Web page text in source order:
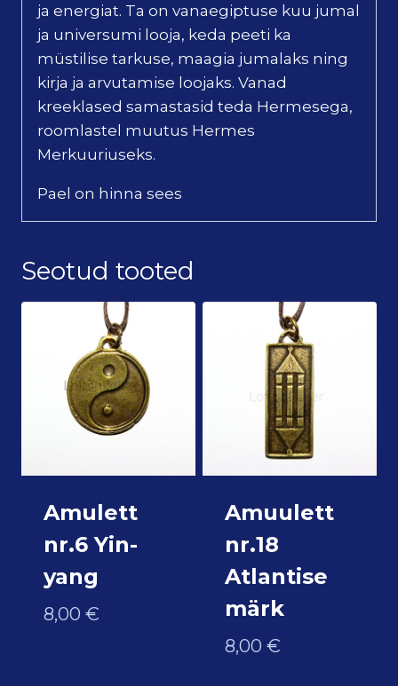
ja energiat. Ta on vanaegiptuse kuu jumal
ja universumi looja, keda peeti ka
müstilise tarkuse, maagia jumalaks ning
kirja ja arvutamise loojaks. Vanad
kreeklased samastasid teda Hermesega,
roomlastel muutus Hermes
Merkuuriuseks.
Pael on hinna sees
Seotud tooted
Amulett
nr.6 Yin-
yang
8,00 €
Amuulett
nr.18
Atlantise
märk
8,00 €